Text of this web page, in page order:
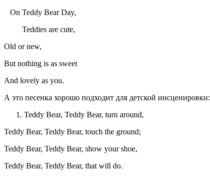
On Teddy Bear Day,
Teddies are cute,
Old or new,
But nothing is as sweet
And lovely as you.
А это песенка хорошо подходит для детской инсценировки:
Teddy Bear, Teddy Bear, turn around,
Teddy Bear, Teddy Bear, touch the ground;
Teddy Bear, Teddy Bear, show your shoe,
Teddy Bear, Teddy Bear, that will do.